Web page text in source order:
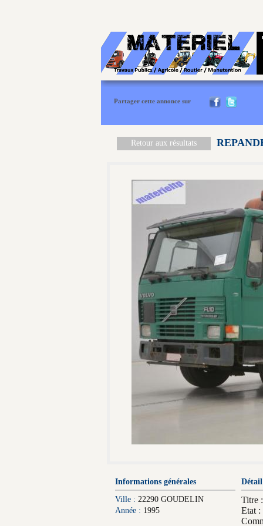
Partager cette annonce sur
Retour aux résultats
Informations générales
Ville : 22290 GOUDELIN
Année : 1995
Titre
Etat :